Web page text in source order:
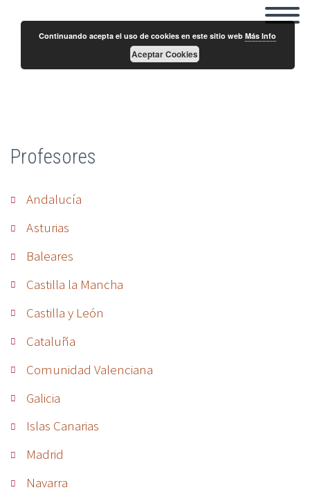
Fernando García
Profesores
Andalucía
Asturias
Baleares
Castilla la Mancha
Castilla y León
Cataluña
Comunidad Valenciana
Galicia
Islas Canarias
Madrid
Navarra
Continuando acepta el uso de cookies en este sitio webMás Info
Aceptar Cookies